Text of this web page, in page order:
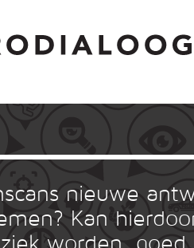
nieuwe
Kan
worden, goed